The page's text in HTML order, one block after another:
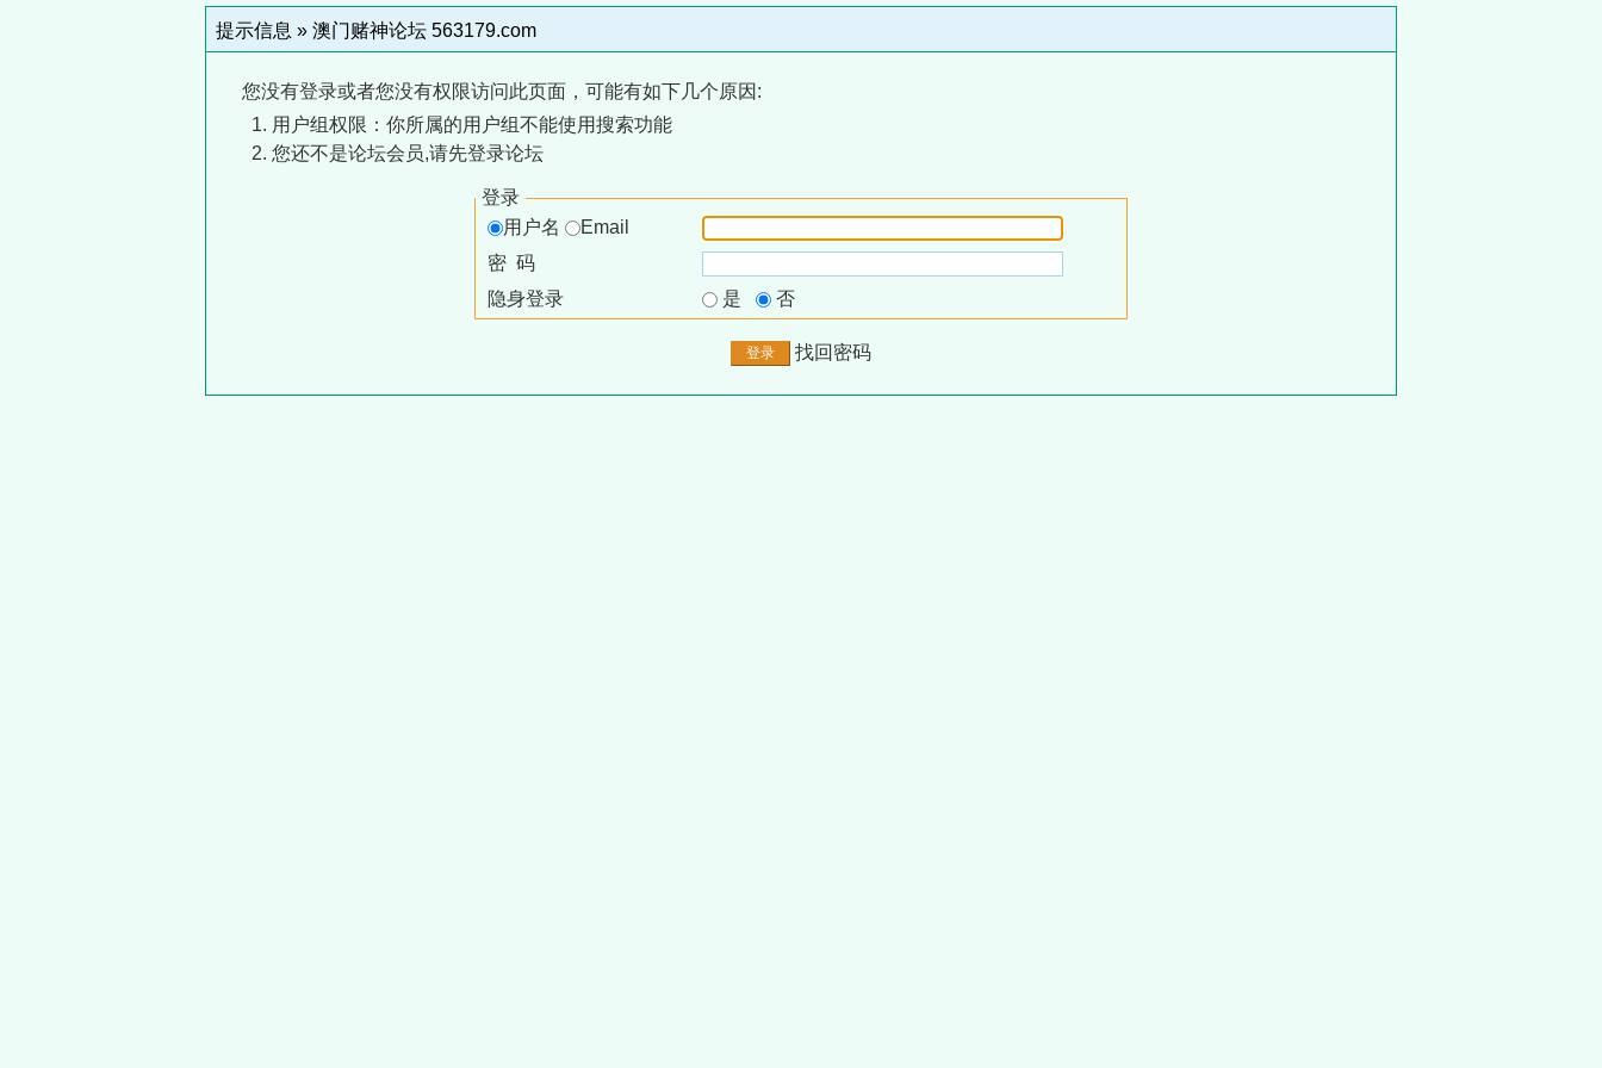
提示信息 » 澳门赌神论坛 563179.com
您没有登录或者您没有权限访问此页面，可能有如下几个原因:
用户组权限：你所属的用户组不能使用搜索功能
您还不是论坛会员,请先登录论坛
登录
用户名
Email
密 码
隐身登录
是 否
找回密码